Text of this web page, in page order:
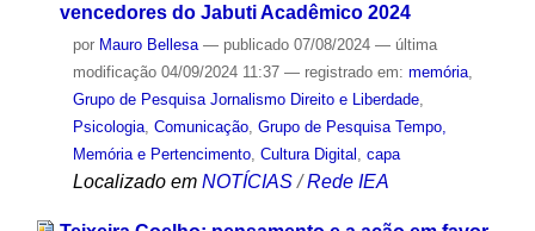
vencedores do Jabuti Acadêmico 2024
por Mauro Bellesa — publicado07/08/2024 — última
modificação04/09/2024 11:37 — registrado em: memória,
Grupo de Pesquisa Jornalismo Direito e Liberdade,
Psicologia, Comunicação, Grupo de Pesquisa Tempo,
Memória e Pertencimento, Cultura Digital capa
Localizado em NOTÍCIAS /Rede IEA